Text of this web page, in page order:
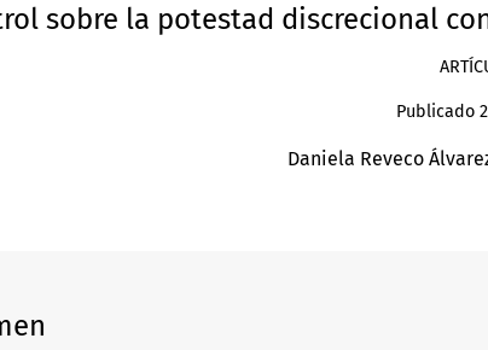
sobre la potestad discrecional
Publicado
Daniela Reveco